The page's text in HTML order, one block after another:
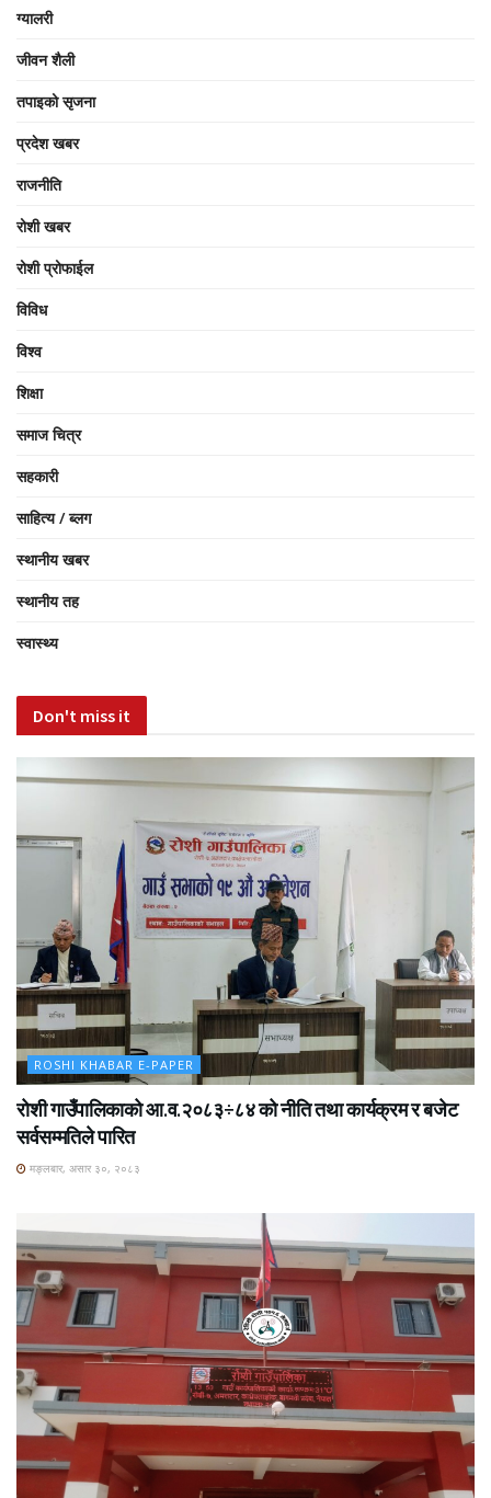
ग्यालरी
जीवन शैली
तपाइको सृजना
प्रदेश खबर
राजनीति
रोशी खबर
रोशी प्रोफाईल
विविध
विश्व
शिक्षा
समाज चित्र
सहकारी
साहित्य / ब्लग
स्थानीय खबर
स्थानीय तह
स्वास्थ्य
Don't miss it
ROSHI KHABAR E-PAPER
रोशी गाउँपालिकाको आ.व.२०८३÷८४ को नीति तथा कार्यक्रम र बजेट
सर्वसम्मतिले पारित
मङ्लबार, असार ३०, २०८३